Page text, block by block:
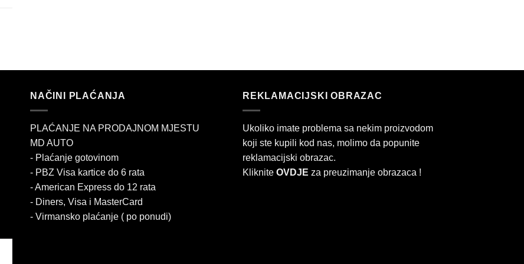
NAČINI PLAĆANJA
PLAĆANJE NA PRODAJNOM MJESTU
MD AUTO
- Plaćanje gotovinom
- PBZ Visa kartice do 6 rata
- American Express do 12 rata
- Diners, Visa i MasterCard
- Virmansko plaćanje ( po ponudi)
REKLAMACIJSKI OBRAZAC
Ukoliko imate problema sa nekim proizvodom
koji ste kupili kod nas, molimo da popunite
reklamacijski obrazac.
Kliknite OVDJE za preuzimanje obrazaca !